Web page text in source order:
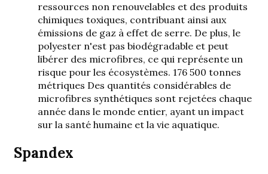
ressources non renouvelables et des produits
chimiques toxiques, contribuant ainsi aux
émissions de gaz à effet de serre. De plus, le
polyester n'est pas biodégradable et peut
libérer des microfibres, ce qui représente un
risque pour les écosystèmes. 176 500 tonnes
métriques Des quantités considérables de
microfibres synthétiques sont rejetées chaque
année dans le monde entier, ayant un impact
sur la santé humaine et la vie aquatique.
Spandex